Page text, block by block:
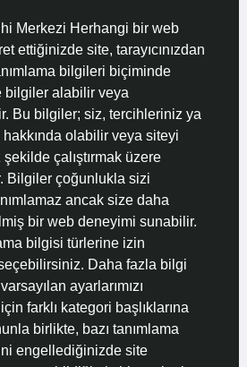
Merkezi Herhangi bir web
ettiğinizde site, tarayıcınızdan
bilgileri biçiminde
bilgiler alabilir veya
Bu bilgiler; siz, tercihleriniz ya
hakkında olabilir veya siteyi
çalıştırmak üzere
Bilgiler çoğunlukla sizi
ancak size daha
bir web deneyimi sunabilir.
bilgisi türlerine izin
Daha fazla bilgi
ayarlarımızı
farklı kategori başlıklarına
birlikte, bazı tanımlama
engellediğinizde site
Filmler